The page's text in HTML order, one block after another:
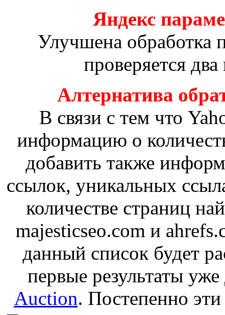
Яндекс
Улучшена обработка
проверяется
Алтернатива
В связи с тем что
информацию о
добавить также
ссылок, уникальных
количестве страниц
majesticseo.com и
данный список будет
первые результаты
Auction. Постепенно